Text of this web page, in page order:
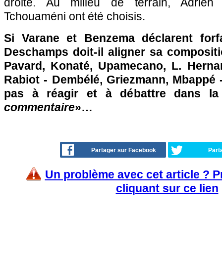
Tchouaméni ont été choisis.
Si Varane et Benzema déclarent
Deschamps doit-il aligner sa
Pavard, Konaté, Upamecano, L.
Rabiot - Dembélé, Griezmann,
pas à réagir et à débattre dans
commentaire»…
Partager sur Facebook
Un problème avec cet article ?
cliquant sur ce lien